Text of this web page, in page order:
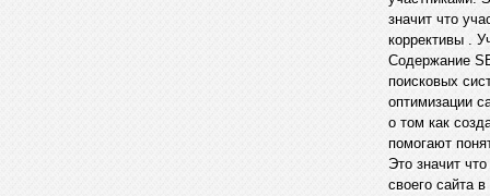
значит что
коррективы .
Содержание
поисковых
оптимизации
о том как
помогают
Это значит
своего сайта